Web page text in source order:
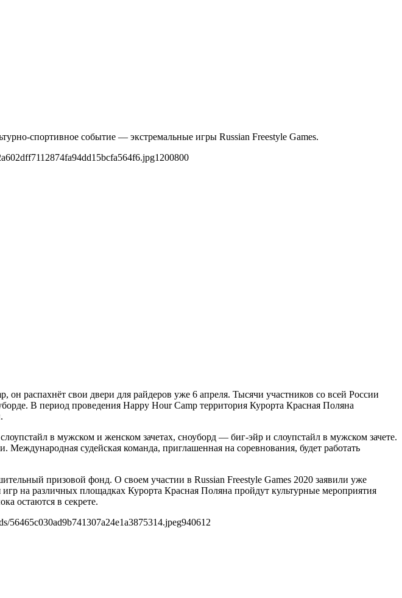
спортивное событие — экстремальные игры Russian Freestyle Games.
1200800
распахнёт свои двери для райдеров уже 6 апреля. Тысячи участников со всей России
В период проведения Happy Hour Camp территория Курорта Красная Поляна
в мужском и женском зачетах, сноуборд — биг-эйр и слоупстайл в мужском зачете.
судейская команда, приглашенная на соревнования, будет работать
призовой фонд. О своем участии в Russian Freestyle Games 2020 заявили уже
на различных площадках Курорта Красная Поляна пройдут культурные мероприятия
остаются в секрете.
56465c030ad9b741307a24e1a3875314.jpeg940612